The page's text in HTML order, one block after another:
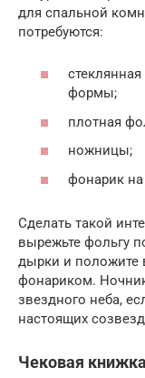
для спальной
потребуются:
формы;
плотная
ножницы;
фонарик на
Сделать такой
вырежьте фольгу
дырки и положите
фонариком.
звездного неба,
настоящих
Чековая